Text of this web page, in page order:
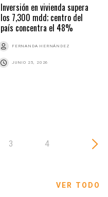
Inversión en vivienda supera
los 7,300 mdd; centro del
país concentra el 48%
FERNANDA HERNÁNDEZ
JUNIO 25, 2026
3 4
VER TODO